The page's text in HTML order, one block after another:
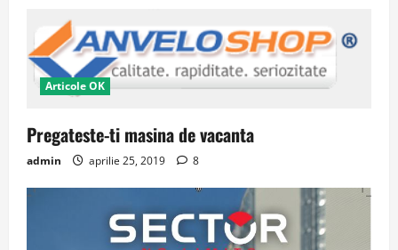
Articole OK
Pregateste-ti masina de vacanta
admin aprilie 25, 2019 8